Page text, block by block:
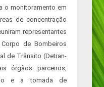
o monitoramento em
de concentração
representantes
de Bombeiros
de Trânsito (Detran-
órgãos parceiros,
e a tomada de